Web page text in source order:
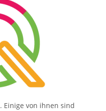
Einige von ihnen sind